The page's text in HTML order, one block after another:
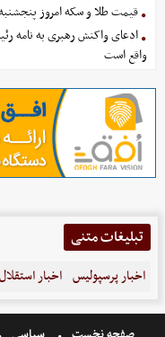
قیمت طلا و سکه امروز پنجشنبه 15 مرداد 1405+
ادعای واکنش رهبری به
واقع است
تبلیغات متنی
اخبار پرسپولیس اخبار استقلال